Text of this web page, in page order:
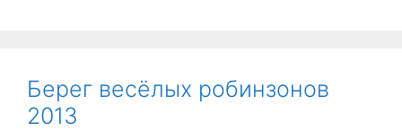
Берег весёлых робинзонов
2013